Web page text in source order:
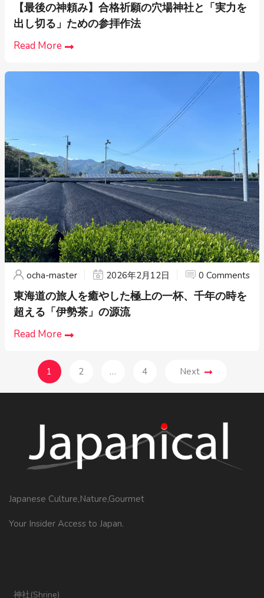
【最後の神頼み】合格祈願の穴場神社と「実力を
出し切る」ための参拝作法
Read More
ocha-master 2026年2月12日 0 Comments
東海道の旅人を癒やした極上の一杯、千年の時を
超える「伊勢茶」の源流
Read More
1 2 … 4 Next
Japanese Culture,Nature,Gourmet
Your Insider Access to Japan.
神社(Shrine)